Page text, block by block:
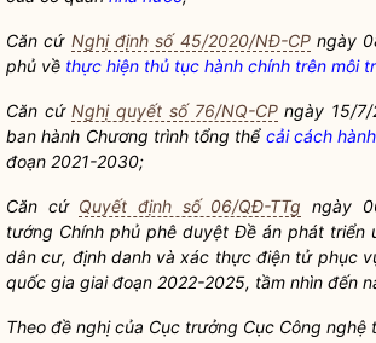
Căn cứ Nghị định số 45/2020/NĐ-CPngày
phủ về thực hiện thủ tục hành chính trên môi
Căn cứNghị quyết số 76/NQ-CPngày 15/7/
ban hành Chương trình tổng thể cải cách
đoạn 2021-2030;
Căn cứ Quyết định số 06/QĐ-TTg ngày
tướng Chính phủ phê duyệt Đề án phát triển
dân cư, định danh và xác thực điện tử phục
quốc gia giai đoạn 2022-2025, tầm nhìn đến
Theo đề nghị của Cục trưởng Cục Công nghệ